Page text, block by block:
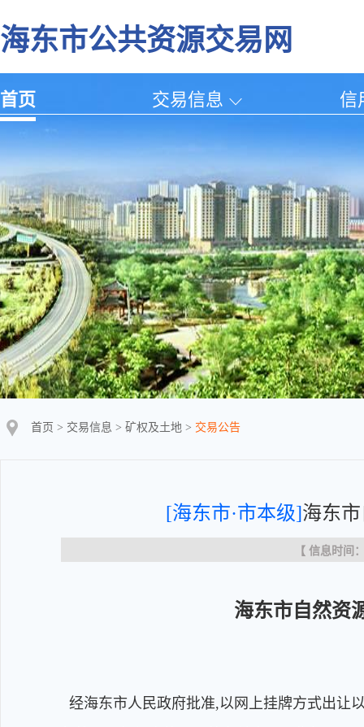
海东市公共资源交易网
首页 交易信息 信
首页 > 交易信息 > 矿权及土地 > 交易公告
[海东市·市本级]海东
【 信息时间
海东市自然资
经海东市人民政府批准,以网上挂牌方式出让